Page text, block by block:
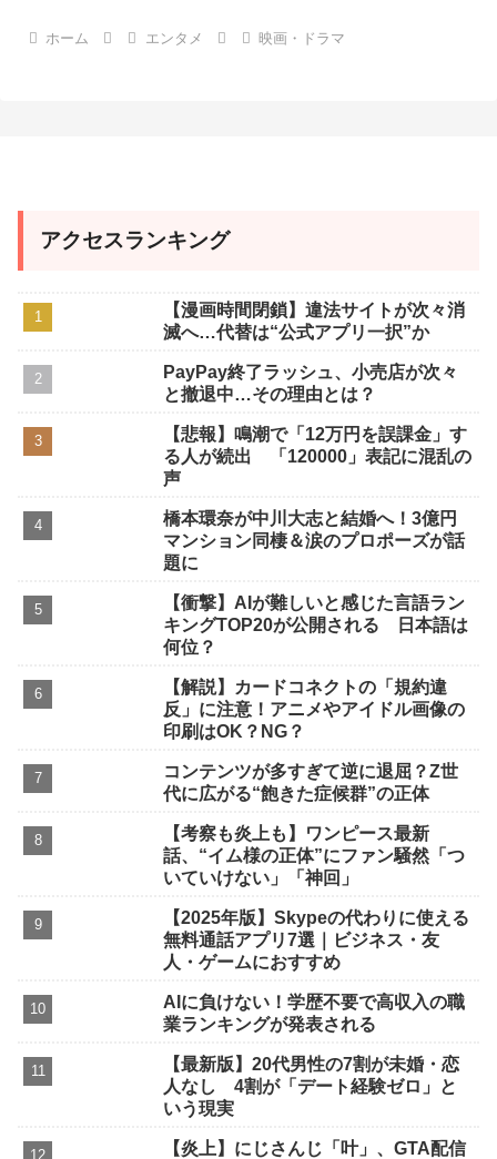
ホーム エンタメ 映画・ドラマ
アクセスランキング
【漫画時間閉鎖】違法サイトが次々消
滅へ…代替は“公式アプリ一択”か
PayPay終了ラッシュ、小売店が次々
と撤退中…その理由とは？
【悲報】鳴潮で「12万円を誤課金」す
る人が続出 「120000」表記に混乱の
声
橋本環奈が中川大志と結婚へ！3億円
マンション同棲＆涙のプロポーズが話
題に
【衝撃】AIが難しいと感じた言語ラン
キングTOP20が公開される 日本語は
何位？
【解説】カードコネクトの「規約違
反」に注意！アニメやアイドル画像の
印刷はOK？NG？
コンテンツが多すぎて逆に退屈？Z世
代に広がる“飽きた症候群”の正体
【考察も炎上も】ワンピース最新
話、“イム様の正体”にファン騒然「つ
いていけない」「神回」
【2025年版】Skypeの代わりに使える
無料通話アプリ7選｜ビジネス・友
人・ゲームにおすすめ
AIに負けない！学歴不要で高収入の職
業ランキングが発表される
【最新版】20代男性の7割が未婚・恋
人なし 4割が「デート経験ゼロ」と
いう現実
【炎上】にじさんじ「叶」、GTA配信